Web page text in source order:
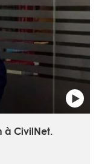
à CivilNet.